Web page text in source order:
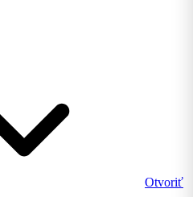
Otvoriť